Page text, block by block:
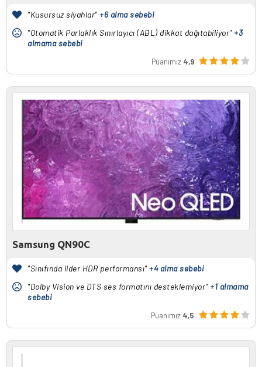
"Kusursuz siyahlar" +6 alma sebebi
"Otomatik Parlaklık Sınırlayıcı (ABL) dikkat dağıtabiliyor" +3
almama sebebi
Puanımız 4,9
Samsung QN90C
"Sınıfında lider HDR performansı" +4 alma sebebi
"Dolby Vision ve DTS ses formatını desteklemiyor" +1 almama
sebebi
Puanımız 4,5